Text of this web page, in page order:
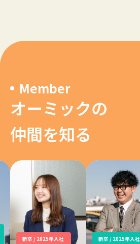
Member
オーミックの
仲間を知る
新卒 / 2025年入社 新卒 / 2025年入社